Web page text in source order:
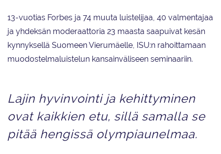
13-vuotias Forbes ja 74 muuta luistelijaa, 40 valmentajaa
ja yhdeksän moderaattoria 23 maasta saapuivat kesän
kynnyksellä Suomeen Vierumäelle, ISU:n rahoittamaan
muodostelmaluistelun kansainväliseen seminaariin.
Lajin hyvinvointi ja kehittyminen
ovat kaikkien etu, sillä samalla se
pitää hengissä olympiaunelmaa.